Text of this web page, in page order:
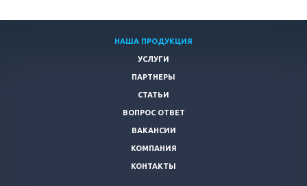
НАША ПРОДУКЦИЯ
УСЛУГИ
ПАРТНЕРЫ
СТАТЬИ
ВОПРОС ОТВЕТ
ВАКАНСИИ
КОМПАНИЯ
КОНТАКТЫ